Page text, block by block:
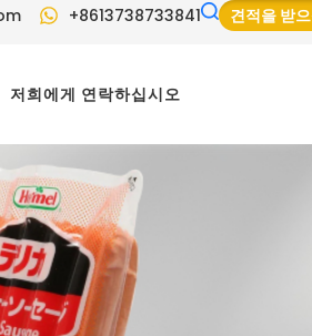
+8613738733841 견적을 받
저희에게 연락하십시오